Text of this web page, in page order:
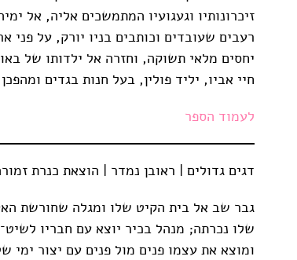
זיכרונותיו וגעגועיו המתמשכים אליה, אל
רעבים שעובדים וכותבים בניו יורק, על פני
יחסים מלאי תשוקה, וחזרה אל ילדותו של
חיי אביו, יליד פולין, בעל חנות בגדים
לעמוד הספר
דגים גדולים | ראובן נמדר | הוצאת כנרת זמורה דביר | 76.8 ש"ח | 2023
גבר שב אל בית הקיט שלו ומגלה שחורשת
שלו נכרתה; מנהל בכיר יוצא עם חבריו
ומוצא את עצמו פנים מול פנים עם יצור ימי